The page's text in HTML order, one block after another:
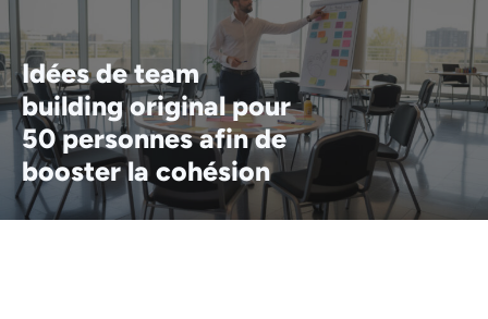
Idées de team
building original pour
50 personnes afin de
booster la cohésion